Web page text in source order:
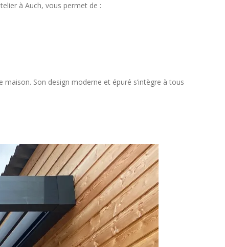
à Auch, vous permet de :
maison. Son design moderne et épuré s’intègre à tous